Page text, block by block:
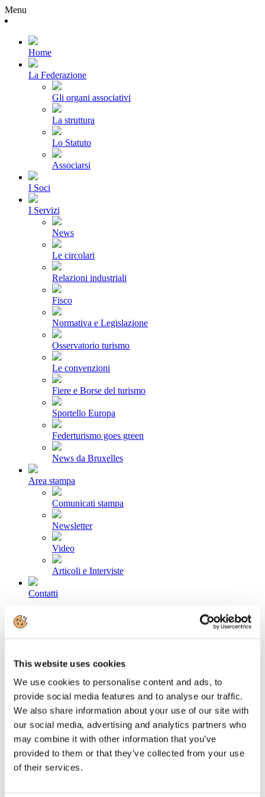
This website uses cookies
We use cookies to personalise content and ads, to
provide social media features and to analyse our traffic.
We also share information about your use of our site with
our social media, advertising and analytics partners who
may combine it with other information that you’ve
provided to them or that they’ve collected from your use
of their services.
Menu
Home
La Federazione
Gli organi associativi
La struttura
Lo Statuto
Associarsi
I Soci
I Servizi
News
Le circolari
Relazioni industriali
Fisco
Normativa e Legislazione
Osservatorio turismo
Le convenzioni
Fiere e Borse del turismo
Sportello Europa
Federturismo goes green
News da Bruxelles
Area stampa
Comunicati stampa
Newsletter
Video
Articoli e Interviste
Contatti
Tel. +39 320 57 80 986
Email segreteria@federturismo.it
Federterme: aumento Ires grave danno
per il settore